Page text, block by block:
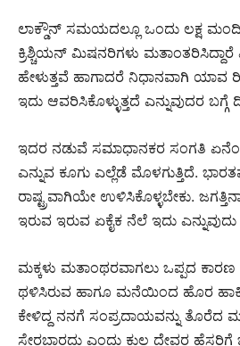
ಲಾಕ್ಡೌನ್ ಸಮಯದಲ್ಲೂ ಒಂದು ಲಕ್ಷ
ಕ್ರಿಶ್ಚಿಯನ್ ಮಿಷನರಿಗಳು ಮತಾಂತರಿಸಿದ್ದಾರೆ
ಹೇಳುತ್ತವೆ ಹಾಗಾದರೆ ನಿಧಾನವಾಗಿ ಯಾವ
ಇದು ಆವರಿಸಿಕೊಳ್ಳುತ್ತದೆ ಎನ್ನುವುದರ ಬಗ್ಗೆ
ಇದರ ನಡುವೆ ಸಮಾಧಾನಕರ ಸಂಗತಿ
ಎನ್ನುವ ಕೂಗು ಎಲ್ಲೆಡೆ ಮೊಳಗುತ್ತಿದೆ.
ರಾಷ್ಟ್ರವಾಗಿಯೇ ಉಳಿಸಿಕೊಳ್ಳಬೇಕು.
ಇರುವ ಇರುವ ಏಕೈಕ ನೆಲೆ ಇದು
ಮಕ್ಕಳು ಮತಾಂಥರವಾಗಲು ಒಪ್ಪದ ಕಾರಣ
ಥಳಿಸಿರುವ ಹಾಗೂ ಮನೆಯಿಂದ ಹೊರ
ಕೇಳಿದ್ದ ನನಗೆ ಸಂಪ್ರದಾಯವನ್ನು ತೊರೆದ
ಸೇರಬಾರದು ಎಂದು ಕುಲ ದೇವರ ಹೆಸರಿಗೆ